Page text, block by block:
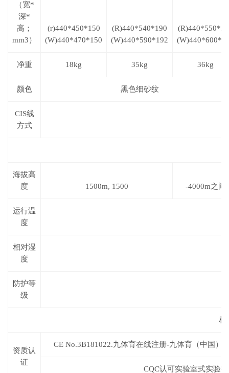
（宽*
深*
高；
mm3）
(r)440*450*150
(W)440*470*150
(R)440*540*190
(W)440*590*192
净重 18kg 35kg 36kg
颜色 黑色细砂纹
CIS线
方式
海拔高
度
1500m, 1500 -4000m之间
运行温
度
相对湿
度
防护等
级
相
资质认
证
CE No.3B181022.九体育在线注册-九体育（中国）
CQC认可实验室式实验